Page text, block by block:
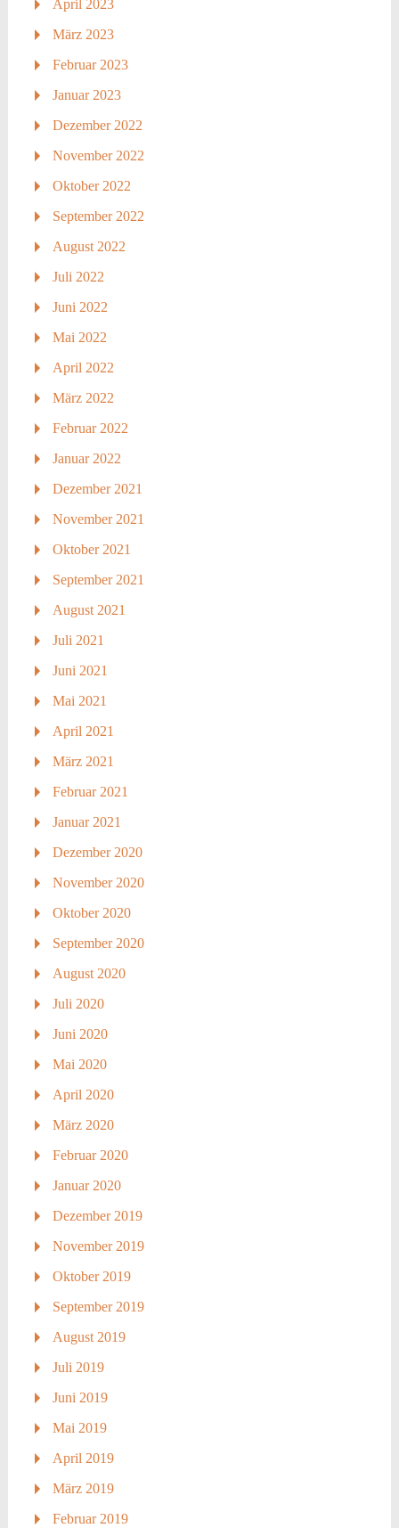
April 2023
März 2023
Februar 2023
Januar 2023
Dezember 2022
November 2022
Oktober 2022
September 2022
August 2022
Juli 2022
Juni 2022
Mai 2022
April 2022
März 2022
Februar 2022
Januar 2022
Dezember 2021
November 2021
Oktober 2021
September 2021
August 2021
Juli 2021
Juni 2021
Mai 2021
April 2021
März 2021
Februar 2021
Januar 2021
Dezember 2020
November 2020
Oktober 2020
September 2020
August 2020
Juli 2020
Juni 2020
Mai 2020
April 2020
März 2020
Februar 2020
Januar 2020
Dezember 2019
November 2019
Oktober 2019
September 2019
August 2019
Juli 2019
Juni 2019
Mai 2019
April 2019
März 2019
Februar 2019